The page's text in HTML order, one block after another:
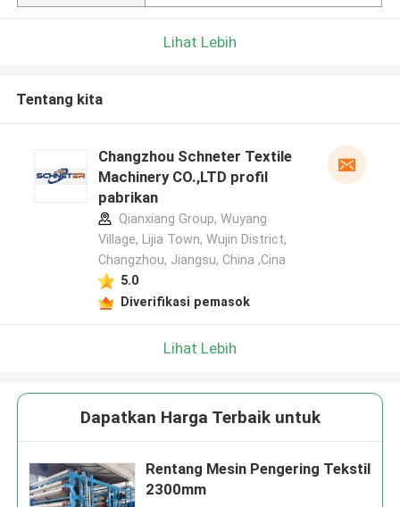
Lihat Lebih
Tentang kita
Changzhou Schneter Textile
Machinery CO.,LTD profil
pabrikan
Qianxiang Group, Wuyang
Village, Lijia Town, Wujin District,
Changzhou, Jiangsu, China ,Cina
5.0
Diverifikasi pemasok
Lihat Lebih
Dapatkan Harga Terbaik untuk
Rentang Mesin Pengering Tekstil
2300mm